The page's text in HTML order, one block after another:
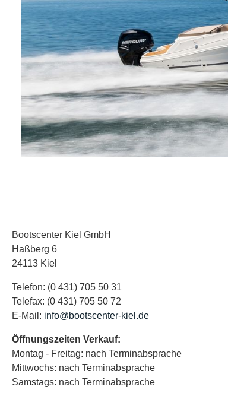
Bootscenter Kiel GmbH
Haßberg 6
24113 Kiel
Telefon: (0 431) 705 50 31
Telefax: (0 431) 705 50 72
E-Mail: info@bootscenter-kiel.de
Öffnungszeiten Verkauf:
Montag - Freitag: nach Terminabsprache
Mittwochs: nach Terminabsprache
Samstags: nach Terminabsprache